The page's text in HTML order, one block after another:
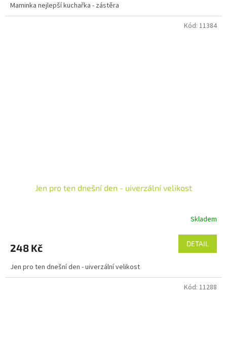
Maminka nejlepší kuchařka - zástěra
Jen pro ten dnešní den - uiverzální velikost
Skladem
248 Kč DETAIL
Jen pro ten dnešní den - uiverzální velikost
Kód: 11384
Kód: 11288